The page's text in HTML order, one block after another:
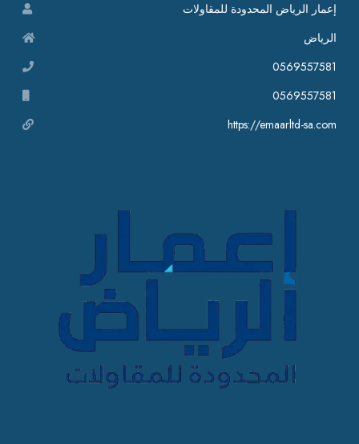
إعمار الرياض المحدودة للمقاولات
الرياض
0569557581
0569557581
https://emaarltd-sa.com